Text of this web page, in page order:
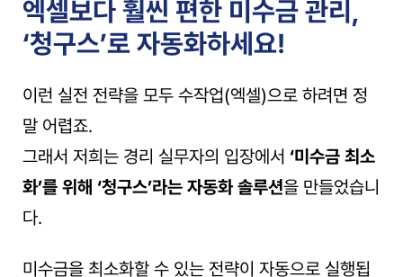
엑셀보다 훨씬 편한 미수금 관리,
‘청구스’로 자동화하세요!
이런 실전 전략을 모두 수작업(엑셀)으로 하려면 정
말 어렵죠.
그래서 저희는 경리 실무자의 입장에서 ‘미수금 최소
화’를 위해 ‘청구스’라는 자동화 솔루션을 만들었습니
다.
미수금을 최소화할 수 있는 전략이 자동으로 실행됩